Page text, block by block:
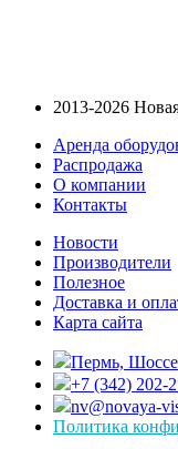
2013-2026
Аренда
Распродажа
О компании
Контакты
Новости
Производители
Полезное
Доставка и
Карта сайта
Пермь,
+7 (342) 202-
nv@novaya-
Политика